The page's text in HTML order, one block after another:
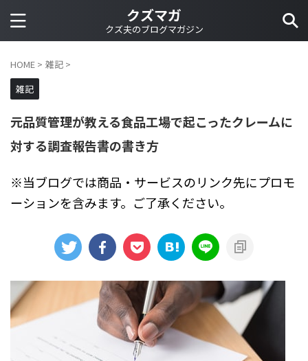
クズマガ
クズ夫のブログマガジン
HOME > 雑記 >
雑記
元品質管理が教える食品工場で起こったクレームに
対する調査報告書の書き方
※当ブログでは商品・サービスのリンク先にプロモ
ーションを含みます。ご了承ください。